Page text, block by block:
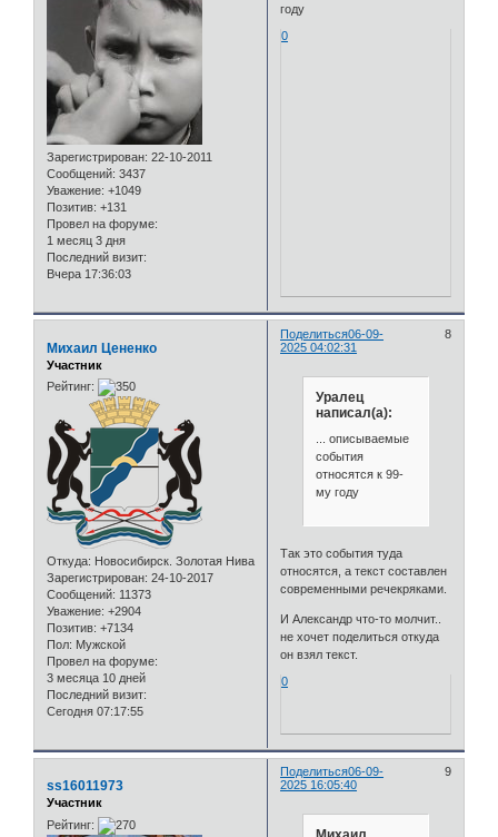
Зарегистрирован: 22-10-2011
Сообщений: 3437
Уважение: +1049
Позитив: +131
Провел на форуме:
1 месяц 3 дня
Последний визит:
Вчера 17:36:03
году
0
Поделиться 8
06-09-
2025 04:02:31
Михаил Цененко
Участник
Рейтинг:
Откуда: Новосибирск. Золотая Нива
Зарегистрирован: 24-10-2017
Сообщений: 11373
Уважение: +2904
Позитив: +7134
Пол: Мужской
Провел на форуме:
3 месяца 10 дней
Последний визит:
Сегодня 07:17:55
Уралец
написал(а):
... описываемые
события
относятся к 99-
му году
Так это события туда
относятся, а текст составлен
современными речекряками.
И Александр что-то молчит..
не хочет поделиться откуда
он взял текст.
0
Поделиться 9
06-09-
2025 16:05:40
ss16011973
Участник
Рейтинг: